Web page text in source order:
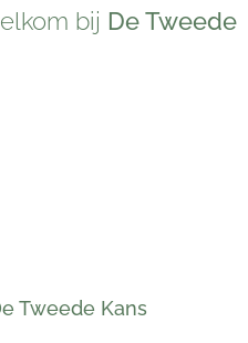
bij De Tweede
Tweede Kans